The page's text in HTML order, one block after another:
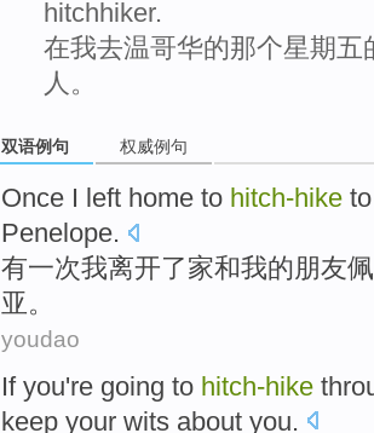
hitchhiker.
在我去温哥华的那个星期
人。
双语例句 权威例句
Once I left home to hitch-hike
Penelope.
有一次我离开了家和我的 朋友
亚。
youdao
If you're going to hitch-hike
keep your wits about you.